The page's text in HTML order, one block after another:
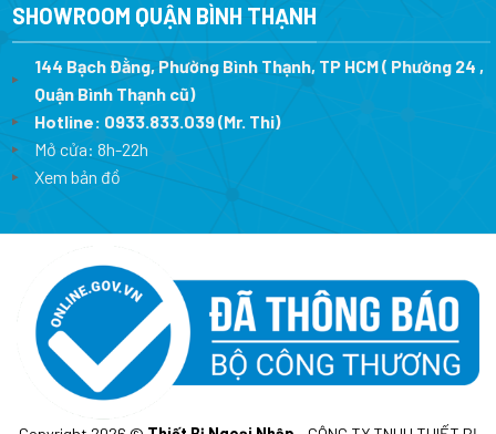
SHOWROOM QUẬN BÌNH THẠNH
144 Bạch Đằng, Phường Bình Thạnh, TP HCM ( Phường 24 ,
Quận Bình Thạnh cũ)
Hotline: 0933.833.039(Mr. Thi)
Mở cửa: 8h-22h
Xem bản đồ